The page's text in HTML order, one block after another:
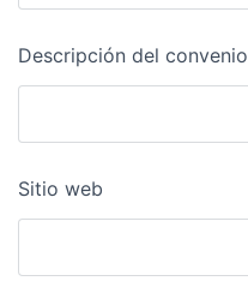
Descripción del convenio
Sitio web